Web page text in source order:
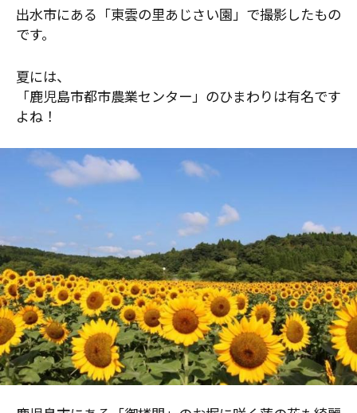
出水市にある「東雲の里あじさい園」で撮影したもの
です。
夏には、
「鹿児島市都市農業センター」のひまわりは有名です
よね！